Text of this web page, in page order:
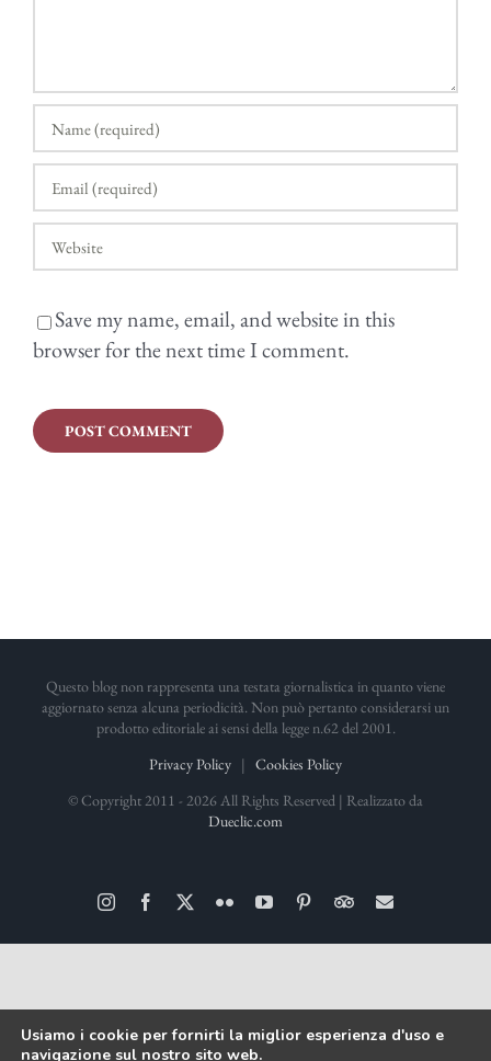
Save my name, email, and website in this
browser for the next time I comment.
Questo blog non rappresenta una testata giornalistica in quanto viene
aggiornato senza alcuna periodicità. Non può pertanto considerarsi un
prodotto editoriale ai sensi della legge n.62 del 2001.
Privacy Policy | Cookies Policy
© Copyright 2011 - 2026 All Rights Reserved | Realizzato da
Dueclic.com
InstagramFacebook FlickrYouTubePinterestTripAdvisor
Email
Usiamo i cookie per fornirti la miglior esperienza d'uso e
navigazione sul nostro sito web.